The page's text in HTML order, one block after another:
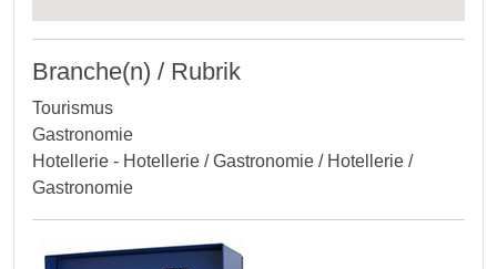
Branche(n) / Rubrik
Tourismus
Gastronomie
Hotellerie - Hotellerie / Gastronomie / Hotellerie /
Gastronomie